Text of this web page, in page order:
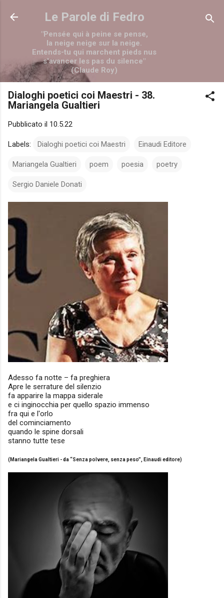
Passa ai contenuti principali
Le Parole di Fedro
"Pensée qui à peine se pense,
la neige neige sur la neige.
Entends-tu qui marchent pieds nus
s'avancer les pas du silence"
(Claude Roy)
Dialoghi poetici coi Maestri - 38.
Mariangela Gualtieri
Pubblicato il 10.5.22
Labels: Dialoghi poetici coi Maestri Einaudi Editore
Mariangela Gualtieri poem poesia poetry
Sergio Daniele Donati
Adesso fa notte – fa preghiera
Apre le serrature del silenzio
fa apparire la mappa siderale
e ci inginocchia per quello spazio immenso
fra qui e l'orlo
del cominciamento
quando le spine dorsali
stanno tutte tese
(Mariangela Gualtieri - da “Senza polvere, senza peso”, Einaudi editore)